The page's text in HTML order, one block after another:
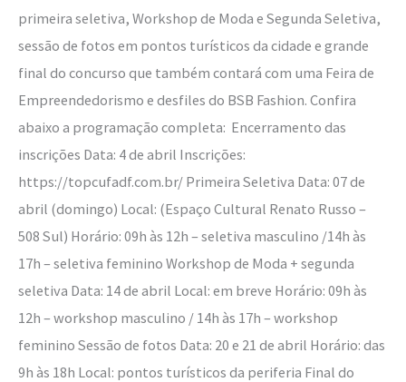
primeira seletiva, Workshop de Moda e Segunda Seletiva,
sessão de fotos em pontos turísticos da cidade e grande
final do concurso que também contará com uma Feira de
Empreendedorismo e desfiles do BSB Fashion. Confira
abaixo a programação completa: Encerramento das
inscrições Data: 4 de abril Inscrições:
https://topcufadf.com.br/ Primeira Seletiva Data: 07 de
abril (domingo) Local: (Espaço Cultural Renato Russo –
508 Sul) Horário: 09h às 12h – seletiva masculino /14h às
17h – seletiva feminino Workshop de Moda + segunda
seletiva Data: 14 de abril Local: em breve Horário: 09h às
12h – workshop masculino / 14h às 17h – workshop
feminino Sessão de fotos Data: 20 e 21 de abril Horário: das
9h às 18h Local: pontos turísticos da periferia Final do